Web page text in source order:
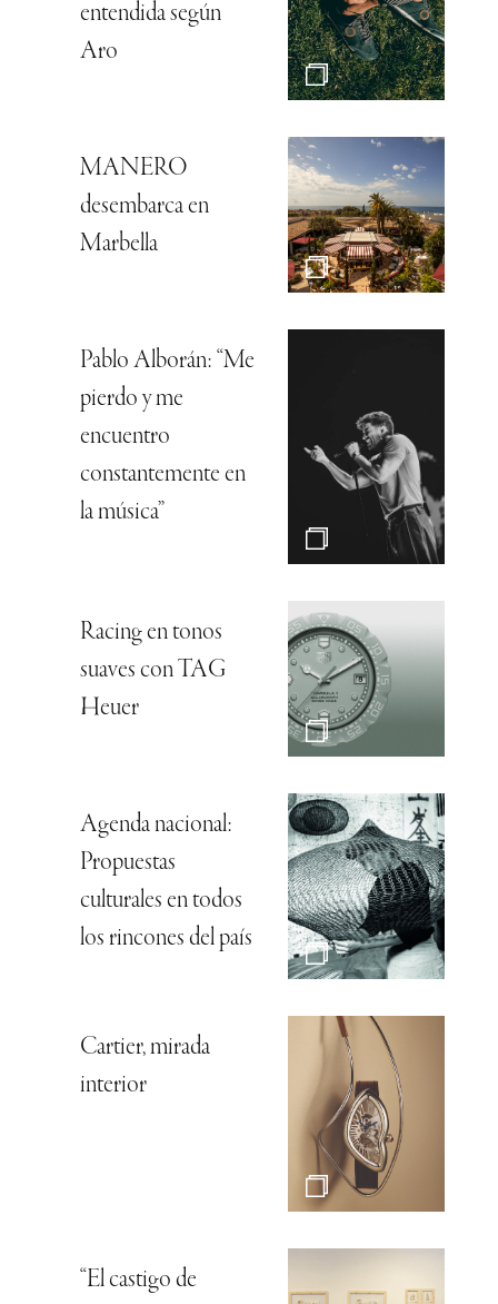
entendida según
Aro
MANERO
desembarca en
Marbella
Pablo Alborán: “Me
pierdo y me
encuentro
constantemente en
la música”
Racing en tonos
suaves con TAG
Heuer
Agenda nacional:
Propuestas
culturales en todos
los rincones del país
Cartier, mirada
interior
“El castigo de